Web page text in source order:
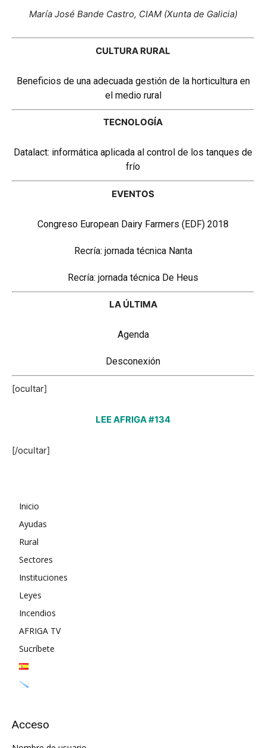
María José Bande Castro, CIAM (Xunta de Galicia)
CULTURA RURAL
Beneficios de una adecuada gestión de la horticultura en
el medio rural
TECNOLOGÍA
Datalact: informática aplicada al control de los tanques de
frío
EVENTOS
Congreso European Dairy Farmers (EDF) 2018
Recría: jornada técnica Nanta
Recría: jornada técnica De Heus
LA ÚLTIMA
Agenda
Desconexión
[ocultar]
LEE AFRIGA #134
[/ocultar]
Inicio
Ayudas
Rural
Sectores
Instituciones
Leyes
Incendios
AFRIGA TV
Sucríbete
Acceso